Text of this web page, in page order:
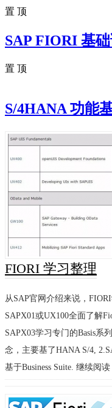
置 顶
SAP FIORI 基
置 顶
S/4HANA 功能
FIORI 学习整理
从SAP官网介绍来说，
SAPX01或UX100全面了解
SAPX03学习专门的Basis系
念，主要基了HANA S/4,
基于Business Suite. 继续阅